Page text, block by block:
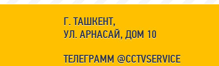
Г. ТАШКЕНТ,
УЛ. АРНАСАЙ, ДОМ 10
ТЕЛЕГРАММ @CCTVSERVICE